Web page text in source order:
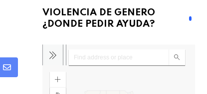
Share
VIOLENCIA DE GENERO
¿DONDE PEDIR AYUDA?